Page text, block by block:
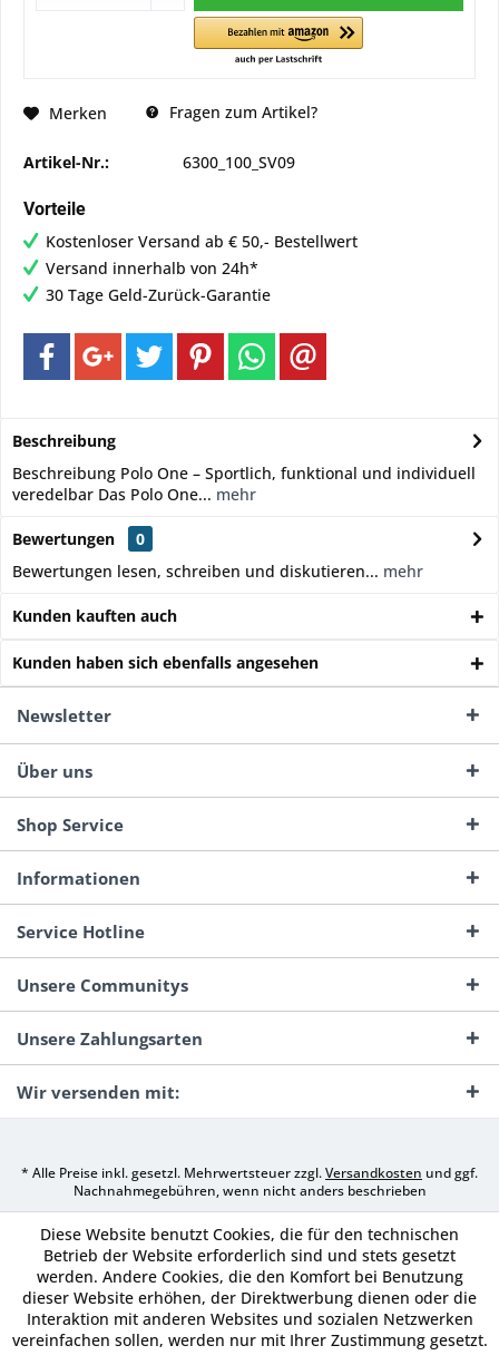
Merken Fragen zum Artikel?
Artikel-Nr.: 6300_100_SV09
Vorteile
Kostenloser Versand ab € 50,- Bestellwert
Versand innerhalb von 24h*
30 Tage Geld-Zurück-Garantie
Beschreibung
Beschreibung Polo One – Sportlich, funktional und individuell
veredelbar Das Polo One... mehr
Bewertungen
0
Bewertungen lesen, schreiben und diskutieren... mehr
Kunden kauften auch
Kunden haben sich ebenfalls angesehen
Newsletter
Über uns
Shop Service
Informationen
Service Hotline
Unsere Communitys
Unsere Zahlungsarten
Wir versenden mit:
* Alle Preise inkl. gesetzl. Mehrwertsteuer zzgl.Versandkosten und ggf.
Nachnahmegebühren, wenn nicht anders beschrieben
Diese Website benutzt Cookies, die für den technischen
Betrieb der Website erforderlich sind und stets gesetzt
werden. Andere Cookies, die den Komfort bei Benutzung
dieser Website erhöhen, der Direktwerbung dienen oder die
Interaktion mit anderen Websites und sozialen Netzwerken
vereinfachen sollen, werden nur mit Ihrer Zustimmung gesetzt.